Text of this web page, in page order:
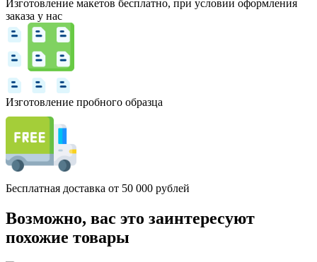
Изготовление макетов бесплатно, при условии оформления
заказа у нас
Изготовление пробного образца
Бесплатная доставка от 50 000 рублей
Возможно, вас это заинтересуют
похожие товары